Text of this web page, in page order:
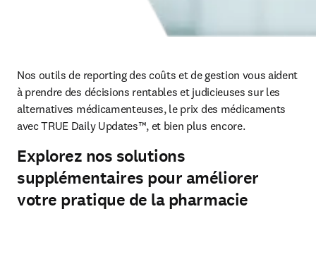
Nos outils de reporting des coûts et de gestion vous aident
à prendre des décisions rentables et judicieuses sur les
alternatives médicamenteuses, le prix des médicaments
avec TRUE Daily Updates™, et bien plus encore.
Explorez nos solutions
supplémentaires pour améliorer
votre pratique de la pharmacie